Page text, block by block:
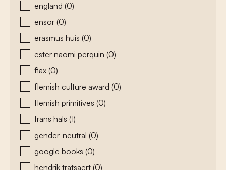
england (0)
ensor (0)
erasmus huis (0)
ester naomi perquin (0)
flax (0)
flemish culture award (0)
flemish primitives (0)
frans hals (1)
gender-neutral (0)
google books (0)
hendrik tratsaert (0)